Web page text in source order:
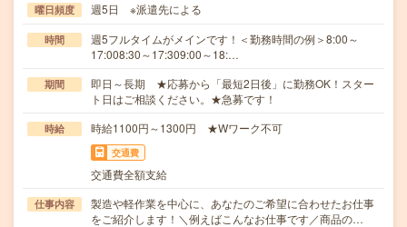
曜日頻度 週5日 ※派遣先による
時間
週5フルタイムがメインです！＜勤務時間の例＞8:00～
17:008:30～17:309:00～18:…
期間
即日～長期 ★応募から「最短2日後」に勤務OK！スター
ト日はご相談ください。★急募です！
時給 時給1100円～1300円 ★Wワーク不可
交通費
交通費全額支給
仕事内容
製造や軽作業を中心に、あなたのご希望に合わせたお仕事
をご紹介します！＼例えばこんなお仕事です／商品の…